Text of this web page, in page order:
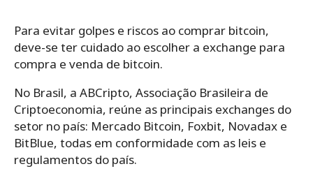
Para evitar golpes e riscos ao comprar bitcoin,
deve-se ter cuidado ao escolher a exchange para
compra e venda de bitcoin.
No Brasil, a ABCripto, Associação Brasileira de
Criptoeconomia, reúne as principais exchanges do
setor no país: Mercado Bitcoin, Foxbit, Novadax e
BitBlue, todas em conformidade com as leis e
regulamentos do país.